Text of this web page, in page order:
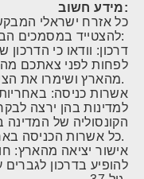
מידע חשוב:
כל אזרח ישראלי
להצטייד במסמכים הבאים:
לפחות לפני צאתכם
מהארץ ושימרו את הצילומים בנפרד.
אשרות כניסה:
למדינות בהן ירצה
הקונסוליה של
כל אשרות הכניסה בארץ.
אישור יציאה מהארץ: